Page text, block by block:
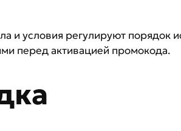
и условия регулируют порядок
перед активацией промокода.